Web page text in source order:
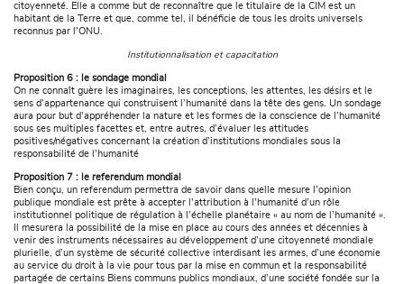
citoyenneté. Elle a comme but de reconnaître que le titulaire de la CIM est un
habitant de la Terre et que, comme tel, il bénéficie de tous les droits universels
reconnus par l’ONU.
Institutionnalisation et capacitation
Proposition 6 : le sondage mondial
On ne connaît guère les imaginaires, les conceptions, les attentes, les désirs et le
sens d’appartenance qui construisent l’humanité dans la tête des gens. Un sondage
aura pour but d’appréhender la nature et les formes de la conscience de l’humanité
sous ses multiples facettes et, entre autres, d’évaluer les attitudes
positives/négatives concernant la création d’institutions mondiales sous la
responsabilité de l’humanité
Proposition 7 : le referendum mondial
Bien conçu, un referendum permettra de savoir dans quelle mesure l’opinion
publique mondiale est prête à accepter l’attribution à l’humanité d’un rôle
institutionnel politique de régulation à l’échelle planétaire « au nom de l’humanité ».
Il mesurera la possibilité de la mise en place au cours des années et décennies à
venir des instruments nécessaires au développement d’une citoyenneté mondiale
plurielle, d’un système de sécurité collective interdisant les armes, d’une économie
au service du droit à la vie pour tous par la mise en commun et la responsabilité
partagée de certains Biens communs publics mondiaux, d’une société fondée sur la